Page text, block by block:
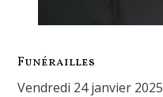
Funérailles
vendredi 24 janvier 2025